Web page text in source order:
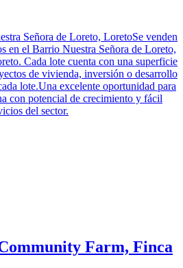
Señora de Loreto, LoretoSe venden
en el Barrio Nuestra Señora de Loreto,
Cada lote cuenta con una superficie
de vivienda, inversión o desarrollo
lote.Una excelente oportunidad para
con potencial de crecimiento y fácil
del sector.
Farm, Finca